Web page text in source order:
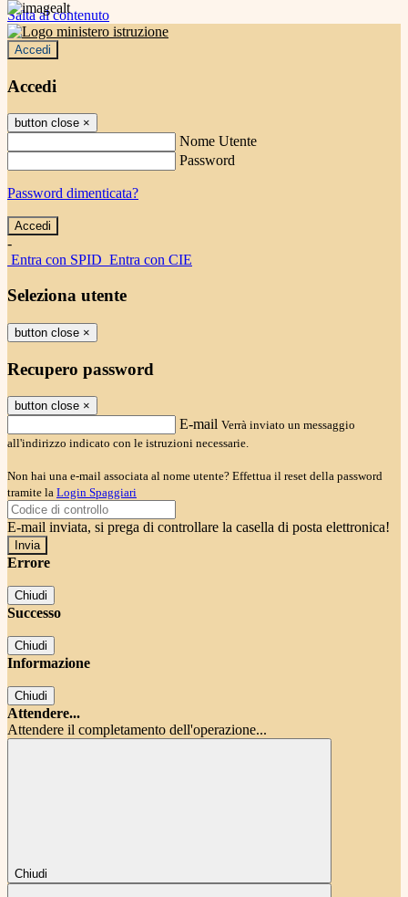
Salta al contenuto
Accedi
Accedi
button close ×
Nome Utente
Password
Password dimenticata?
-
Entra con SPID Entra con CIE
Seleziona utente
button close ×
Recupero password
button close ×
E-mail Verrà inviato un messaggio
all'indirizzo indicato con le istruzioni necessarie.
Non hai una e-mail associata al nome utente? Effettua il reset della password
tramite la Login Spaggiari
E-mail inviata, si prega di controllare la casella di posta elettronica!
Errore
Chiudi
Successo
Chiudi
Informazione
Chiudi
Attendere...
Attendere il completamento dell'operazione...
Chiudi